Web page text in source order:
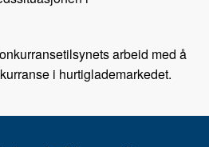
arbeid med å
i hurtiglademarkedet.